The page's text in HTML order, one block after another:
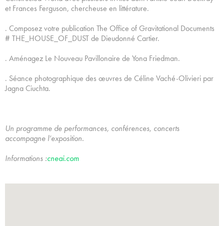
et Frances Ferguson, chercheuse en littérature.
. Composez votre publication The Office of Gravitational Documents
# THE_HOUSE_OF_DUST de Dieudonné Cartier.
. Aménagez Le Nouveau Pavillonaire de Yona Friedman.
. Séance photographique des œuvres de Céline Vaché-Olivieri par
Jagna Ciuchta.
Un programme de performances, conférences, concerts
accompagne l’exposition.
Informations :cneai.com